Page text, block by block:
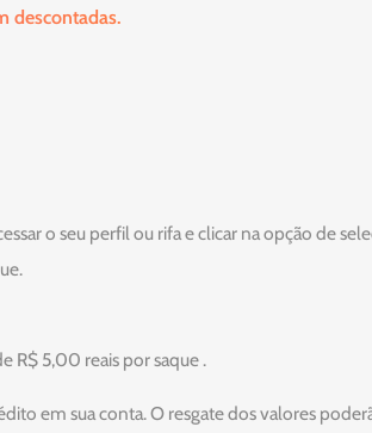
descontadas.
o seu perfil ou rifa e clicar na opção de
R$ 5,00 reais por saque .
em sua conta. O resgate dos valores